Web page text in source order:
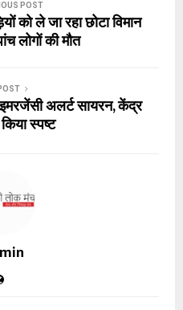
POST
को ले जा रहा छोटा विमान
लोगों की मौत
अलर्ट सायरन, केंद्र
स्पष्ट